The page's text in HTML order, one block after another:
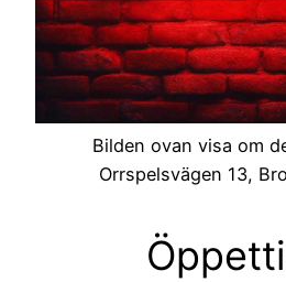
Bilden ovan visa om
Orrspelsvägen 13,